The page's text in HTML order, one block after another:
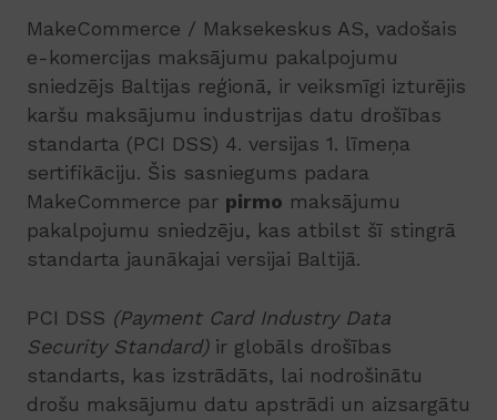
MakeCommerce / Maksekeskus AS, vadošais
e-komercijas maksājumu pakalpojumu
sniedzējs Baltijas reģionā, ir veiksmīgi izturējis
karšu maksājumu industrijas datu drošības
standarta (PCI DSS) 4. versijas 1. līmeņa
sertifikāciju. Šis sasniegums padara
MakeCommerce par pirmo maksājumu
pakalpojumu sniedzēju, kas atbilst šī stingrā
standarta jaunākajai versijai Baltijā.
PCI DSS (Payment Card Industry Data
Security Standard)ir globāls drošības
standarts, kas izstrādāts, lai nodrošinātu
drošu maksājumu datu apstrādi un aizsargātu